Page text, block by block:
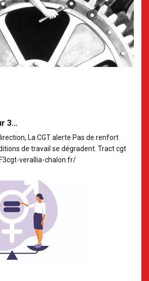
3…
La CGT alerte Pas de renfort
de travail se dégradent. Tract cgt
verallia-chalon.fr/